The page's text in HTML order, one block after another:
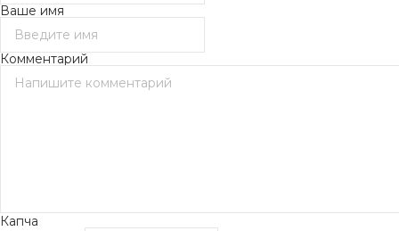
Ваше имя
Комментарий
Капча